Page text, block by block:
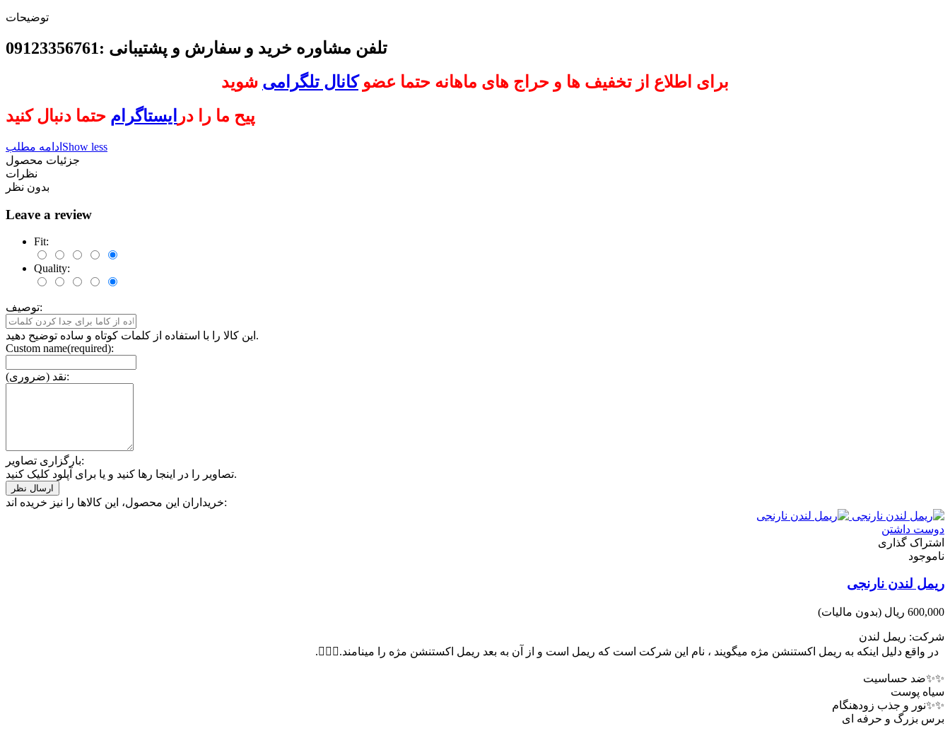
توضیحات
تلفن مشاوره خرید و سفارش و پشتیبانی :09123356761
برای اطلاع از تخفیف ها و حراج های ماهانه حتما عضوکانال تلگرامی شوید
پیح ما را در ایستاگرام حتما دنبال کنید
ادامه مطلب Show less
جزئیات محصول
نظرات
بدون نظر
Leave a review
Fit:
Quality:
توصیف:
این کالا را با استفاده از کلمات کوتاه و ساده توضیح دهید.
Custom name(required):
نقد (ضروری):
بارگزاری تصاویر:
تصاویر را در اینجا رها کنید و یا برای آپلود کلیک کنید.
خریداران این محصول، این کالاها را نیز خریده اند:
دوست داشتن
اشتراک گذاری
ناموجود
ریمل لندن نارنجی
600,000 ریال (بدون مالیات)
شرکت: ریمل لندن
️ ️ در واقع دلیل اینکه به ریمل اکستنشن مژه میگویند ، نام این شرکت است که ریمل است و از آن به بعد ریمل اکستنشن مژه را مینامند.🤷🏻‍♀️.
✨✨ضد حساسیت
سیاه پوست
✨✨نور و جذب زودهنگام
برس بزرگ و حرفه ای